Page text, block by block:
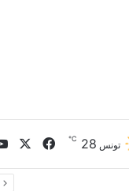
تونس 28
℃ فيسبوك